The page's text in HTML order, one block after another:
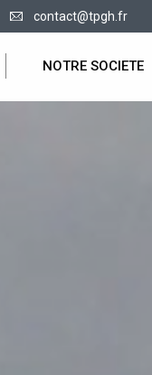
contact@tpgh.fr
NOTRE SOCIETE